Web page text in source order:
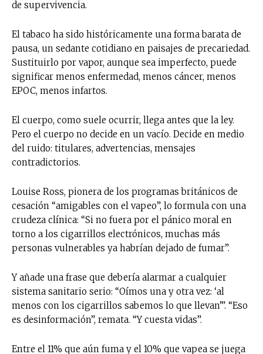
de supervivencia.
El tabaco ha sido históricamente una forma barata de
pausa, un sedante cotidiano en paisajes de precariedad.
Sustituirlo por vapor, aunque sea imperfecto, puede
significar menos enfermedad, menos cáncer, menos
EPOC, menos infartos.
El cuerpo, como suele ocurrir, llega antes que la ley.
Pero el cuerpo no decide en un vacío. Decide en medio
del ruido: titulares, advertencias, mensajes
contradictorios.
Louise Ross, pionera de los programas británicos de
cesación “amigables con el vapeo”, lo formula con una
crudeza clínica: “Si no fuera por el pánico moral en
torno a los cigarrillos electrónicos, muchas más
personas vulnerables ya habrían dejado de fumar”.
Y añade una frase que debería alarmar a cualquier
sistema sanitario serio: “Oímos una y otra vez: ‘al
menos con los cigarrillos sabemos lo que llevan’”. “Eso
es desinformación”, remata. “Y cuesta vidas”.
Entre el 11% que aún fuma y el 10% que vapea se juega